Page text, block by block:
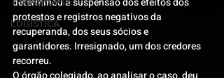
LOGISTICA
protestos e registros negativos da
recuperanda, dos seus sócios e
garantidores. Irresignado, um dos credores
recorreu.